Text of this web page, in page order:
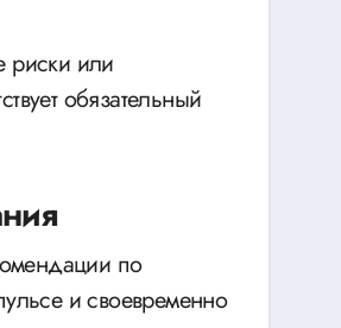
риски или
обязательный
по
и своевременно